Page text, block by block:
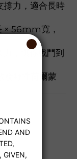
撐力，適合長時
× 56mm寬，
力，讓你戰鬥到
發野性荷爾蒙